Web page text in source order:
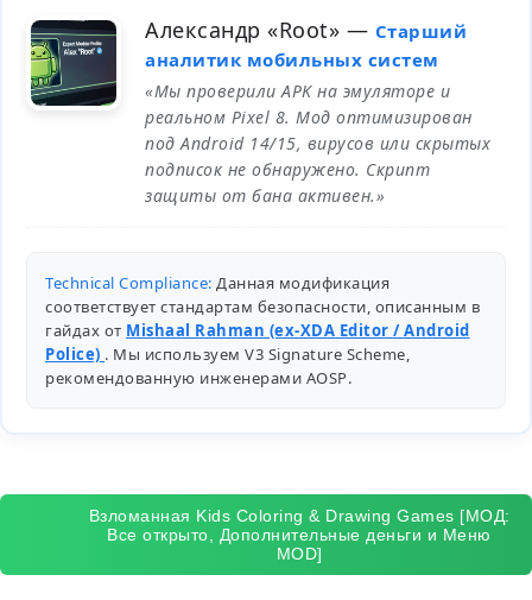
Александр «Root» — Старший
аналитик мобильных систем
«Мы проверили APK на эмуляторе и
реальном Pixel 8. Мод оптимизирован
под Android 14/15, вирусов или скрытых
подписок не обнаружено. Скрипт
защиты от бана активен.»
Technical Compliance: Данная модификация
соответствует стандартам безопасности, описанным в
гайдах от Mishaal Rahman (ex-XDA Editor / Android
Police) . Мы используем V3 Signature Scheme,
рекомендованную инженерами AOSP.
Взломанная Kids Coloring & Drawing Games [МОД:
Все открыто, Дополнительные деньги и Меню
MOD]